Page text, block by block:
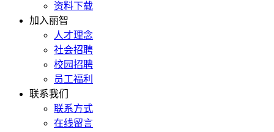
资料下载
加入丽智
人才理念
社会招聘
校园招聘
员工福利
联系我们
联系方式
在线留言